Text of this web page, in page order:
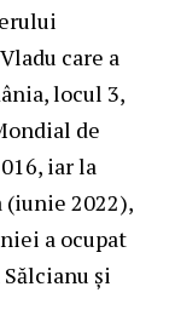
care a
locul 3,
de
iar la
(iunie 2022),
a ocupat
și